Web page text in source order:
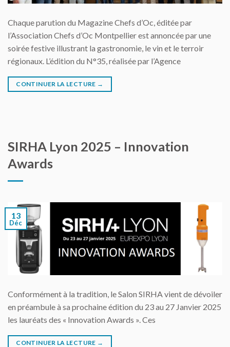
Chaque parution du Magazine Chefs d’Oc, éditée par
l’Association Chefs d’Oc Montpellier est annoncée par une
soirée festive illustrant la gastronomie, le vin et le terroir
régionaux. L’édition du N°35, réalisée par l’Agence
CONTINUER LA LECTURE →
SIRHA Lyon 2025 – Innovation
Awards
13
Déc
Conformément à la tradition, le Salon SIRHA vient de dévoiler
en préambule à sa prochaine édition du 23 au 27 Janvier 2025
les lauréats des « Innovation Awards ». Ces
CONTINUER LA LECTURE →